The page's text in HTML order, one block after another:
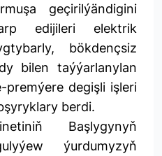
geçirilýändigini
edijileri elektrik
bökdençsiz
bilen taýýarlanylan
premýere degişli işleri
berdi.
Başlygynyň
ýurdumyzyň